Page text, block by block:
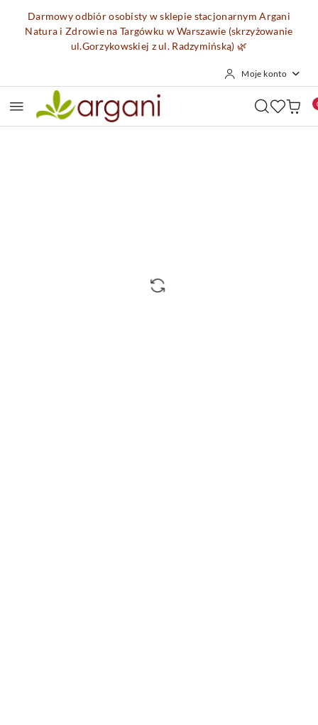
Przejdź do treści głównej
Przejdź do wyszukiwarki
Przejdź do moje konto
Przejdź do menu głównego
Przejdź do opisu produktu
Przejdź do stopki
Darmowy odbiór osobisty w sklepie stacjonarnym Argani
Natura i Zdrowie na Targówku w Warszawie (skrzyżowanie
ul.Gorzykowskiej z ul. Radzymińską) 🌿
Moje konto